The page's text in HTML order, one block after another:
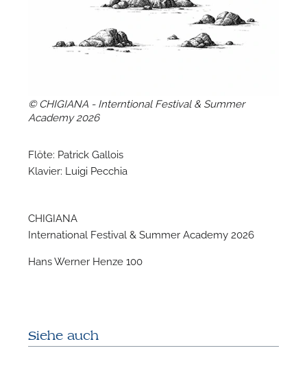
© CHIGIANA - Interntional Festival & Summer
Academy 2026
Flöte: Patrick Gallois
Klavier: Luigi Pecchia
CHIGIANA
International Festival & Summer Academy 2026
Hans Werner Henze 100
Siehe auch